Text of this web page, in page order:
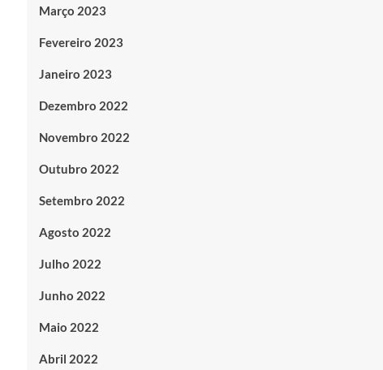
Março 2023
Fevereiro 2023
Janeiro 2023
Dezembro 2022
Novembro 2022
Outubro 2022
Setembro 2022
Agosto 2022
Julho 2022
Junho 2022
Maio 2022
Abril 2022